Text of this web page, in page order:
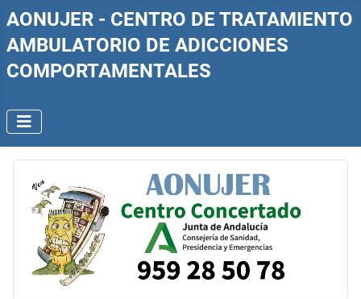
AONUJER - CENTRO DE TRATAMIENTO
AMBULATORIO DE ADICCIONES
COMPORTAMENTALES